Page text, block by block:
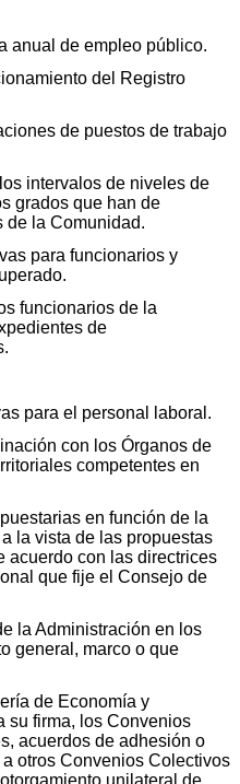
anual de empleo público.
del Registro
de puestos de trabajo
intervalos de niveles de
grados que han de
de la Comunidad.
para funcionarios y
funcionarios de la
de
para el personal laboral.
con los Órganos de
competentes en
en función de la
la vista de las propuestas
acuerdo con las directrices
que fije el Consejo de
la Administración en los
general, marco o que
de Economía y
su firma, los Convenios
acuerdos de adhesión o
otros Convenios Colectivos
unilateral de